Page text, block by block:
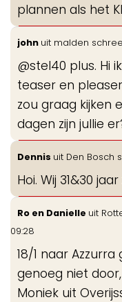
plannen als het
john uit malden
@stel40 plus. Hi
teaser en
zou graag kijken
dagen zijn jullie
Dennis uit Den Bosch
Hoi. Wij 31&30
Ro en Danielle uit
09:28
18/1 naar
genoeg niet
Moniek uit